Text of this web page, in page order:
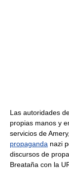
Las autoridades
propias manos y
servicios de
propaganda nazi
discursos de
Breataña con la